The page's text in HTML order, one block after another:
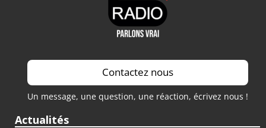
Contactez nous
Un message, une question, une réaction, écrivez nous !
Actualités